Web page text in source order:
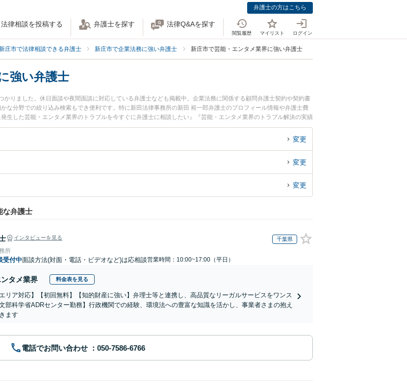
弁護士の方はこちら
法律相談を投稿する 弁護士を探す 法律Q&Aを探す
閲覧履歴 マイリスト ログイン
庄市で法律相談できる弁護士 新庄市で企業法務に強い弁護士 新庄市で芸能・エンタメ業界に強い弁護士
強い弁護士
りました。休日面談や夜間面談に対応している弁護士なども掲載中。企業法務に関係する顧問弁護士契約や契約書
な分野での絞り込み検索もでき便利です。特に新田法律事務所の新田 裕一郎弁護士のプロフィール情報や弁護士費
生した芸能・エンタメ業界のトラブルを今すぐに弁護士に相談したい』『芸能・エンタメ業界のトラブル解決の実績
ンタメ業界を法律相談できる新庄市内の弁護士に相談予約したい』などでお困りの相談者さんにおすすめです。
変更
変更
変更
な弁護士
インタビューを見る 千葉県
所
受付中面談方法(対面・電話・ビデオなど)は応相談営業時間：10:00~17:00（平日）
タメ業界 料金表を見る
リア対応】【初回無料】【知的財産に強い】弁理士等と連携し、高品質なリーガルサービスをワンス
部科学省ADRセンター勤務】行政機関での経験、環境法への豊富な知識を活かし、事業者さまの抱え
ます
電話でお問い合わせ